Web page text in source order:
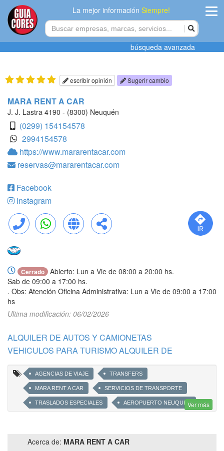
La mejor informaciónSiempre!
Agregar
búsqueda avanzada
escribir opinión Sugerir cambio
MARA RENT A CAR
J. J. Lastra 4190 - (8300) Neuquén
(0299) 154154578
2994154578
https://www.mararentacar.com
reservas@mararentacar.com
Facebook
Instagram
Llamar WhatsApp Web Compartir
Cerrado
Abierto: Lun a Vie de 08:00 a 20:00 hs.
Sab de 09:00 a 17:00 hs.
. Obs: Atención Oficina Administrativa: Lun a Vie de 09:00 a 17:00
hs
Ultima modificación: 06/02/2026
ALQUILER DE AUTOS Y CAMIONETAS
VEHICULOS PARA TURISMO ALQUILER DE
AGENCIAS DE VIAJE TRANSFERS
MARA RENT A CAR SERVICIOS DE TRANSPORTE
TRASLADOS ESPECIALES AEROPUERTO NEUQUEN
ALQUILER DE PICK UPS ALQUILER 4X4
Ver más
Acerca de: MARA RENT A CAR